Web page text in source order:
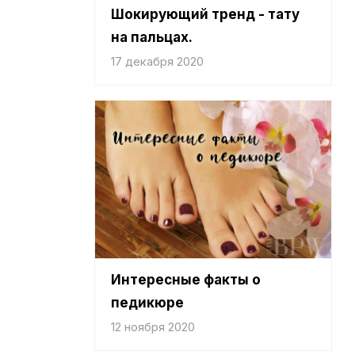
Шокирующий тренд - тату
на пальцах.
17 декабря 2020
Интересные факты о
педикюре
12 ноября 2020